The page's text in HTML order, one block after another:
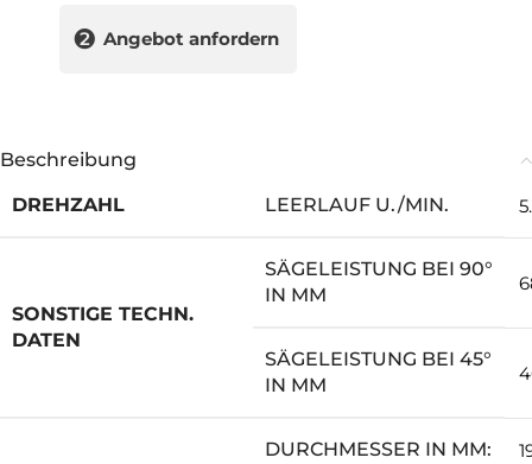
❷ Angebot anfordern
Beschreibung
DREHZAHL
LEERLAUF U./MIN.
SONSTIGE TECHN.
DATEN
SÄGELEISTUNG BEI 90°
IN MM
SÄGELEISTUNG BEI 45°
IN MM
DURCHMESSER IN MM: